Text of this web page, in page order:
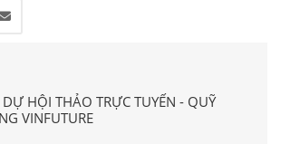
HỘI THẢO TRỰC TUYẾN - QUỸ
VINFUTURE